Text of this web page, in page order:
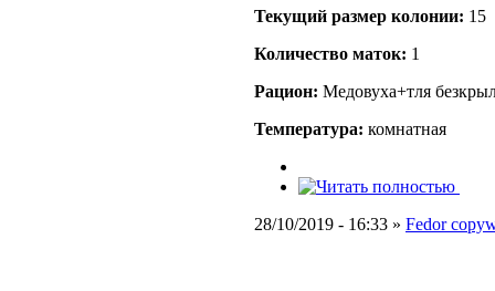
Текущий размер кoлонии: 15
Количество маток: 1
Рацион: Медовуха+тля
Температура: комнатная
28/10/2019 - 16:33 » Fedor